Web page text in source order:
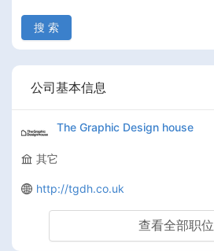
搜 索
公司基本信息
The Graphic Design house
其它
http://tgdh.co.uk
查看全部职位